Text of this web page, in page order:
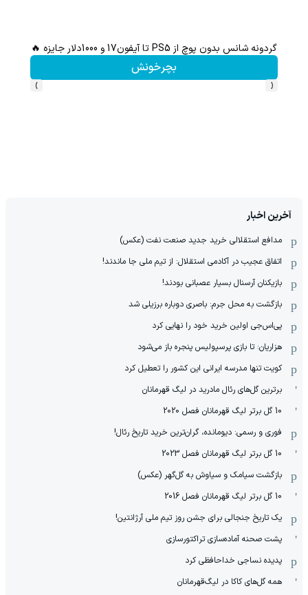
گردونه شانس بدون پوچ از PS5 تا آیفون17 و 1000دلار جایزه 🔥
بچرخونش
‹
›
آخرین اخبار
مدافع استقلالی خرید جدید صنعت نفت (عکس)
اتفاق عجیب در آکادمی استقلال: از تیم ملی جا ماندند!
بازیکنان آرسنال بسیار عصبانی بودند!
بازگشت به محل جرم: باصری دوباره برزیلی شد
پی‌اس‌جی اولین خرید خود را نهایی کرد
هزاریان: تا بازی پرسپولیس پنجره باز می‌شود
کویت تنها مدرسه ایرانی این کشور را تعطیل کرد
برترین گل‌های رئال مادرید در لیگ قهرمانان
10 گل برتر لیگ قهرمانان فصل 2020
فوری و رسمی: دیومانده، گران‌ترین خرید تاریخ رئال!
10 گل برتر لیگ قهرمانان فصل 2023
بازگشت سیامک و سیاوش به گل‌گهر (عکس)
10 گل برتر لیگ قهرمانان فصل 2016
یک تاریخ جنجالی برای جشن روز تیم ملی آرژانتین!
پشت صحنه آماده‌سازی تراکتورسازی
پدیده نساجی خداحافظی کرد
همه گل‌های کاکا در لیگ‌قهرمانان